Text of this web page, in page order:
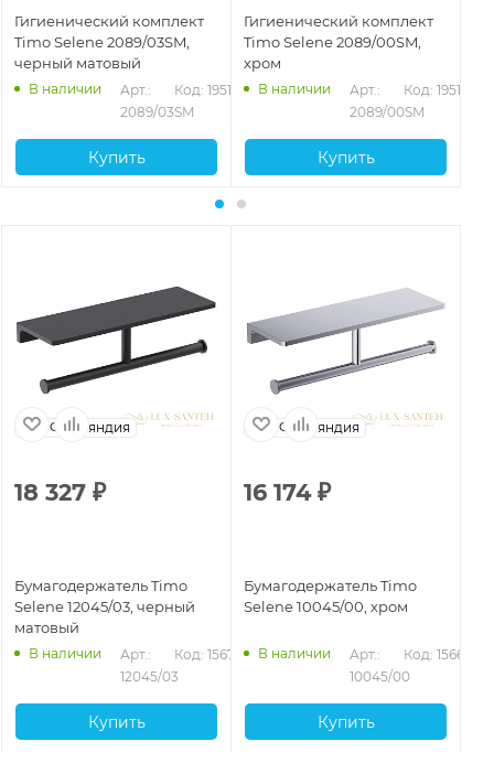
Гигиенический комплект
Timo Selene 2089/03SM,
черный матовый
В наличии
Арт.:
2089/03SM
Код: 19518
Купить
Гигиенический комплект
Timo Selene 2089/00SM,
хром
В наличии
Арт.:
2089/00SM
Код: 19517
Купить
Финляндия
18 327 ₽
Бумагодержатель Timo
Selene 12045/03, черный
матовый
В наличии
Арт.:
12045/03
Код: 15671
Купить
Финляндия
16 174₽
Бумагодержатель Timo
Selene 10045/00, хром
В наличии
Арт.:
10045/00
Код: 15668
Купить